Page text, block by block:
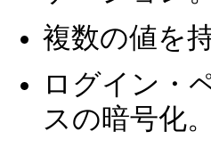
複数の値を
ログイン・
スの暗号化。